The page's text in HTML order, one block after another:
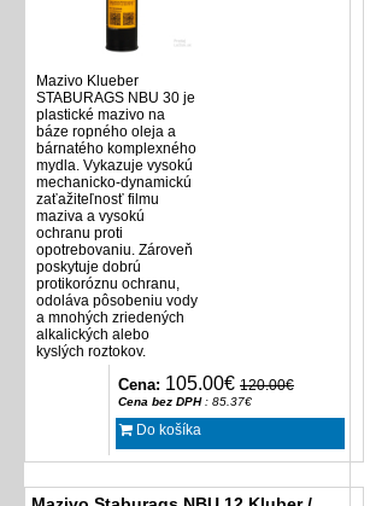
Mazivo Klueber
STABURAGS NBU 30 je
plastické mazivo na
báze ropného oleja a
bárnatého komplexného
mydla. Vykazuje vysokú
mechanicko-dynamickú
zaťažiteľnosť filmu
maziva a vysokú
ochranu proti
opotrebovaniu. Zároveň
poskytuje dobrú
protikoróznu ochranu,
odoláva pôsobeniu vody
a mnohých zriedených
alkalických alebo
kyslých roztokov.
Cena: 105.00€ 120.00€
Cena bez DPH: 85.37€
Do košíka